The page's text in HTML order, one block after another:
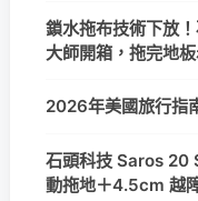
鎖水拖布技術下放
大師開箱，拖完地
2026年美國旅行指
石頭科技 Saros 20
動拖地＋4.5cm 越